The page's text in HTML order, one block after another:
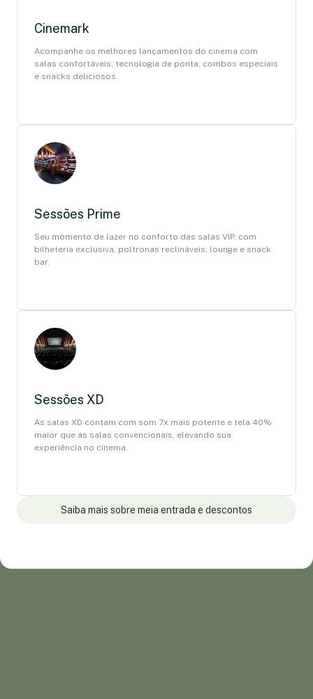
Cinemark
Acompanhe os melhores lançamentos do cinema com
salas confortáveis, tecnologia de ponta, combos especiais
e snacks deliciosos.
Sessões Prime
Seu momento de lazer no conforto das salas VIP, com
bilheteria exclusiva, poltronas reclináveis, lounge e snack
bar.
Sessões XD
As salas XD contam com som 7x mais potente e tela 40%
maior que as salas convencionais, elevando sua
experiência no cinema.
Saiba mais sobre meia entrada e descontos